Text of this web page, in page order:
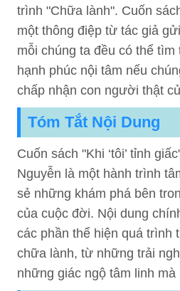
trình "Chữa lành". Cuốn
một thông điệp từ tác giả
mỗi chúng ta đều có thể
hạnh phúc nội tâm nếu
chấp nhận con người thật
Tóm Tắt Nội Dung
Cuốn sách "Khi ‘tôi’ tỉnh
Nguyễn là một hành trình
sẻ những khám phá bên
của cuộc đời. Nội dung
các phần thể hiện quá trình
chữa lành, từ những trải
những giác ngộ tâm linh